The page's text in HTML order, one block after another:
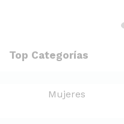
Top Categorías
Mujeres